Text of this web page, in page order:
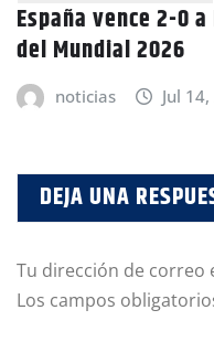
España vence 2-0
del Mundial 2026
noticias Jul
DEJA UNA
Tu dirección de correo
Los campos